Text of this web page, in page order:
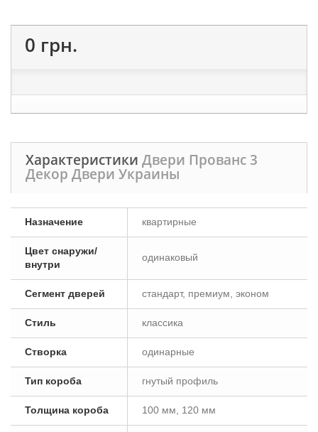
0 грн.
Характеристики Двери Прованс 3
Декор Двери Украины
Назначение квартирные
Цвет снаружи/
внутри
одинаковый
Сегмент дверей стандарт, премиум, эконом
Стиль классика
Створка одинарные
Тип короба гнутый профиль
Толщина короба 100 мм, 120 мм